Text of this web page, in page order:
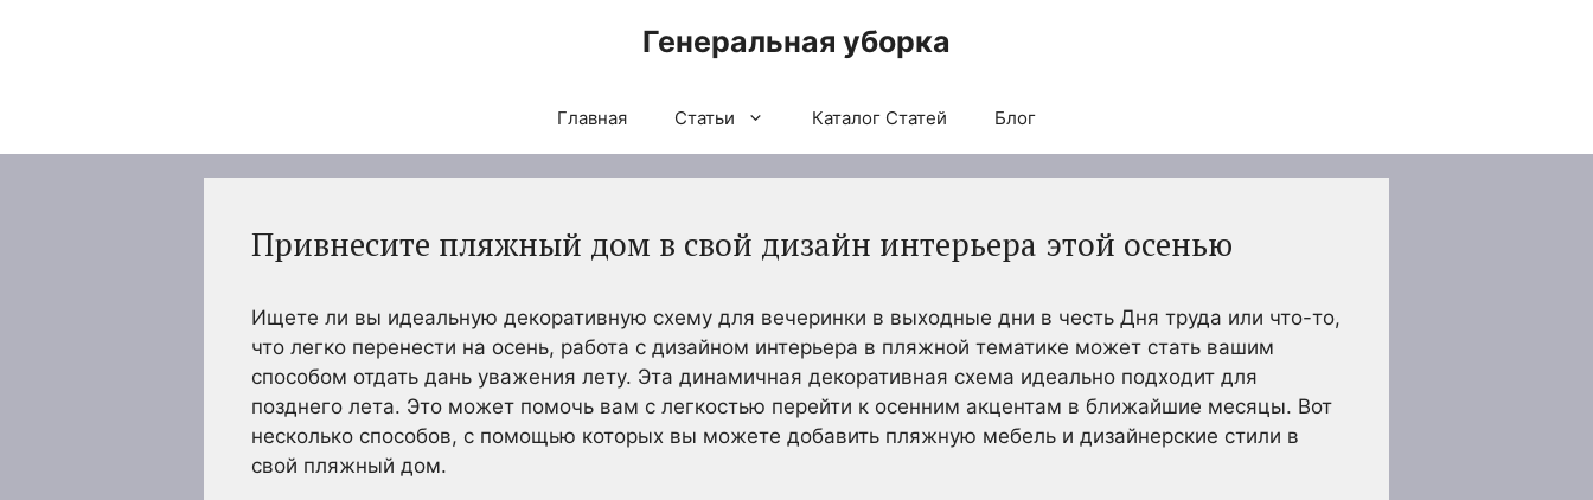
Генеральная уборка
Главная Статьи Каталог Статей Блог
Привнесите пляжный дом в свой дизайн интерьера этой осенью
Ищете ли вы идеальную декоративную схему для вечеринки в выходные дни в честь Дня труда или что-то,
что легко перенести на осень, работа с дизайном интерьера в пляжной тематике может стать вашим
способом отдать дань уважения лету. Эта динамичная декоративная схема идеально подходит для
позднего лета. Это может помочь вам с легкостью перейти к осенним акцентам в ближайшие месяцы. Вот
несколько способов, с помощью которых вы можете добавить пляжную мебель и дизайнерские стили в
свой пляжный дом.